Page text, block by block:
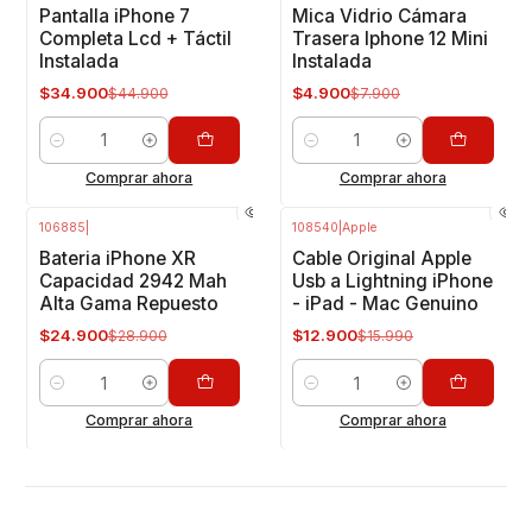
Pantalla iPhone 7
Completa Lcd + Táctil
Instalada
$34.900$44.900
Cantidad
Comprar ahora
Mica Vidrio Cámara
Trasera Iphone 12 Mini
Instalada
$4.900$7.900
Cantidad
Comprar ahora
106885
Bateria iPhone XR
Capacidad 2942 Mah
Alta Gama Repuesto
$24.900$28.900
Cantidad
Comprar ahora
108540 Apple
Cable Original Apple
Usb a Lightning iPhone
- iPad - Mac Genuino
$12.900$15.990
Cantidad
Comprar ahora